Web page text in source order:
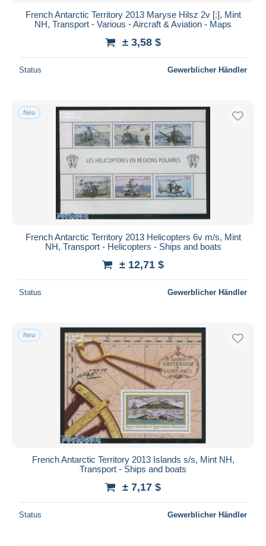
French Antarctic Territory 2013 Maryse Hilsz 2v [:], Mint
NH, Transport - Various - Aircraft & Aviation - Maps
± 3,58 $
Status Gewerblicher Händler
Neu
French Antarctic Territory 2013 Helicopters 6v m/s, Mint
NH, Transport - Helicopters - Ships and boats
± 12,71 $
Status Gewerblicher Händler
Neu
French Antarctic Territory 2013 Islands s/s, Mint NH,
Transport - Ships and boats
± 7,17 $
Status Gewerblicher Händler